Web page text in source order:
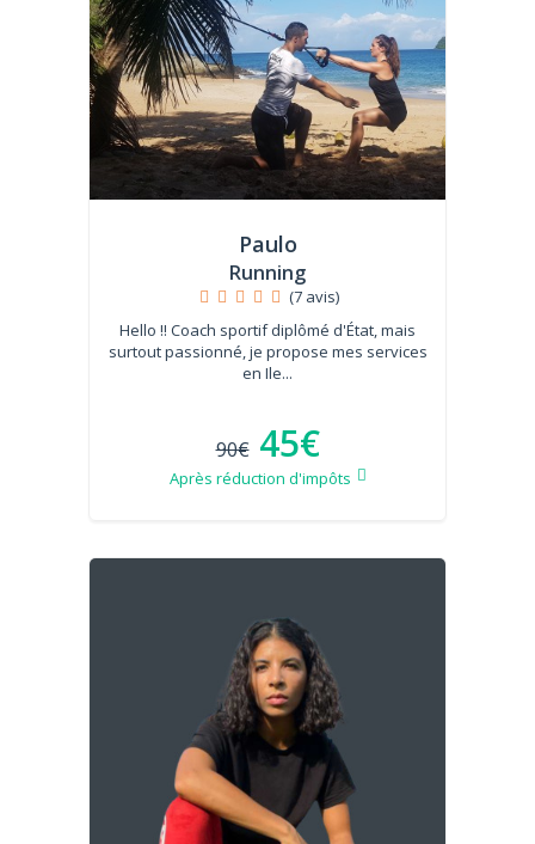
Paulo
Running
(7 avis)
Hello !! Coach sportif diplômé d'État, mais
surtout passionné, je propose mes services
en Ile...
90€ 45€
Après réduction d'impôts